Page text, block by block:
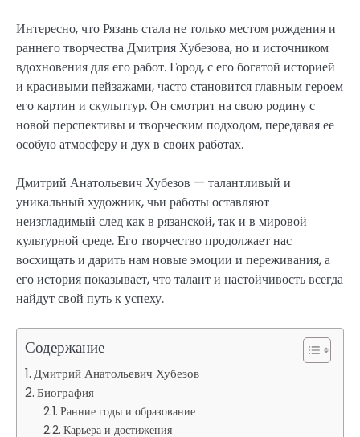
Интересно, что Рязань стала не только местом рождения и
раннего творчества Дмитрия Хубезова, но и источником
вдохновения для его работ. Город, с его богатой историей
и красивыми пейзажами, часто становится главным героем
его картин и скульптур. Он смотрит на свою родину с
новой перспективы и творческим подходом, передавая ее
особую атмосферу и дух в своих работах.
Дмитрий Анатольевич Хубезов — талантливый и
уникальный художник, чьи работы оставляют
неизгладимый след как в рязанской, так и в мировой
культурной среде. Его творчество продолжает нас
восхищать и дарить нам новые эмоции и переживания, а
его история показывает, что талант и настойчивость всегда
найдут свой путь к успеху.
Содержание
Дмитрий Анатольевич Хубезов
Биография
Ранние годы и образование
Карьера и достижения